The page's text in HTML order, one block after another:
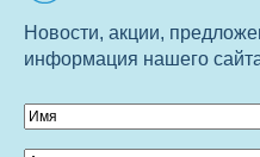
Новости, акции,
информация нашего